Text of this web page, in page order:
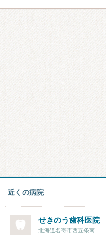
近くの病院
せきのう歯科医院
北海道名寄市西五条南